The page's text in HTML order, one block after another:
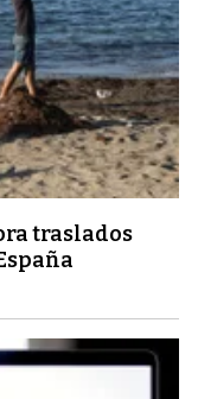
traslados